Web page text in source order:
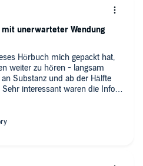
Hörbuch mich gepackt hat,
weiter zu hören - langsam
Substanz und ab der Hälfte
interessant waren die Infos,
erhält. Das Ende ist eine
unerwarteter Wendung